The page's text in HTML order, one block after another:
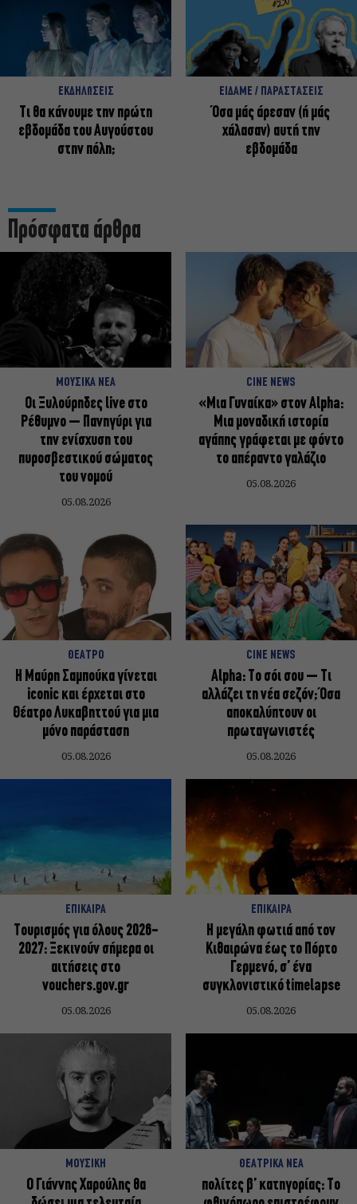
ΕΚΔΗΛΩΣΕΙΣ
Τι θα κάνουμε την πρώτη
εβδομάδα του Αυγούστου
στην πόλη;
ΕΙΔΑΜΕ / ΠΑΡΑΣΤΑΣΕΙΣ
Όσα μάς άρεσαν (ή μάς
χάλασαν) αυτή την
εβδομάδα
Πρόσφατα άρθρα
ΜΟΥΣΙΚΑ ΝΕΑ
Οι Ξυλούρηδες live στο
Ρέθυμνο – Πανηγύρι για
την ενίσχυση του
πυροσβεστικού σώματος
του νομού
05.08.2026
CINE NEWS
«Μια Γυναίκα» στον Alpha:
Μια μοναδική ιστορία
αγάπης γράφεται με φόντο
το απέραντο γαλάζιο
05.08.2026
ΘΕΑΤΡΟ
Η Μαύρη Σαμπούκα γίνεται
iconic και έρχεται στο
Θέατρο Λυκαβηττού για μια
μόνο παράσταση
05.08.2026
CINE NEWS
Alpha: Το σόι σου – Τι
αλλάζει τη νέα σεζόν; Όσα
αποκαλύπτουν οι
πρωταγωνιστές
05.08.2026
ΕΠΙΚΑΙΡΑ
Τουρισμός για όλους 2026-
2027: Ξεκινούν σήμερα οι
αιτήσεις στο
vouchers.gov.gr
05.08.2026
ΕΠΙΚΑΙΡΑ
Η μεγάλη φωτιά από τον
Κιθαιρώνα έως το Πόρτο
Γερμενό, σ’ ένα
συγκλονιστικό timelapse
05.08.2026
ΜΟΥΣΙΚΗ
Ο Γιάννης Χαρούλης θα
ΘΕΑΤΡΙΚΑ ΝΕΑ
πολίτες β’ κατηγορίας: Το